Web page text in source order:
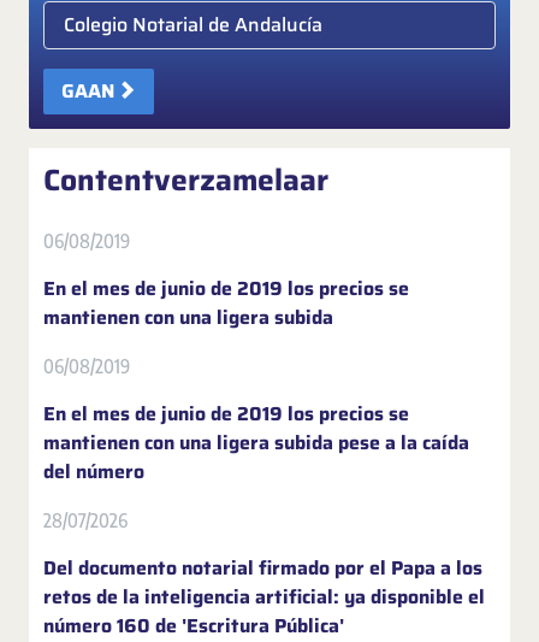
Elige colegio notarial
GAAN
Contentverzamelaar
06/08/2019
En el mes de junio de 2019 los precios se
mantienen con una ligera subida
06/08/2019
En el mes de junio de 2019 los precios se
mantienen con una ligera subida pese a la caída
del número
28/07/2026
Del documento notarial firmado por el Papa a los
retos de la inteligencia artificial: ya disponible el
número 160 de 'Escritura Pública'